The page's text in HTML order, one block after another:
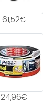
61,52€
24,96€